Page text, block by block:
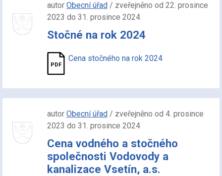
autor Obecní úřad/ zveřejněno od 22. prosince
2023 do 31. prosince 2024
Stočné na rok 2024
Cena stočného na rok 2024
autor Obecní úřad/ zveřejněno od 4. prosince
2023 do 31. prosince 2024
Cena vodného a stočného
společnosti Vodovody a
kanalizace Vsetín, a.s.